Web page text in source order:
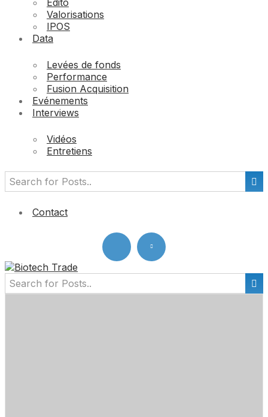
Edito
Valorisations
IPOS
Data
Levées de fonds
Performance
Fusion Acquisition
Evénements
Interviews
Vidéos
Entretiens
Contact